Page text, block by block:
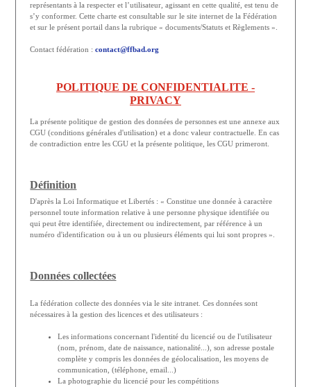
représentants à la respecter et l’utilisateur, agissant en cette qualité, est tenu de
s’y conformer. Cette charte est consultable sur le site internet de la Fédération
et sur le présent portail dans la rubrique « documents/Statuts et Règlements ».
Contact fédération :contact@ffbad.org
POLITIQUE DE CONFIDENTIALITE -
PRIVACY
La présente politique de gestion des données de personnes est une annexe aux
CGU (conditions générales d'utilisation) et a donc valeur contractuelle. En cas
de contradiction entre les CGU et la présente politique, les CGU primeront.
Définition
D'après la Loi Informatique et Libertés : « Constitue une donnée à caractère
personnel toute information relative à une personne physique identifiée ou
qui peut être identifiée, directement ou indirectement, par référence à un
numéro d'identification ou à un ou plusieurs éléments qui lui sont propres ».
Données collectées
La fédération collecte des données via le site intranet. Ces données sont
nécessaires à la gestion des licences et des utilisateurs :
Les informations concernant l'identité du licencié ou de l'utilisateur
(nom, prénom, date de naissance, nationalité...), son adresse postale
complète y compris les données de géolocalisation, les moyens de
communication, (téléphone, email...)
La photographie du licencié pour les compétitions